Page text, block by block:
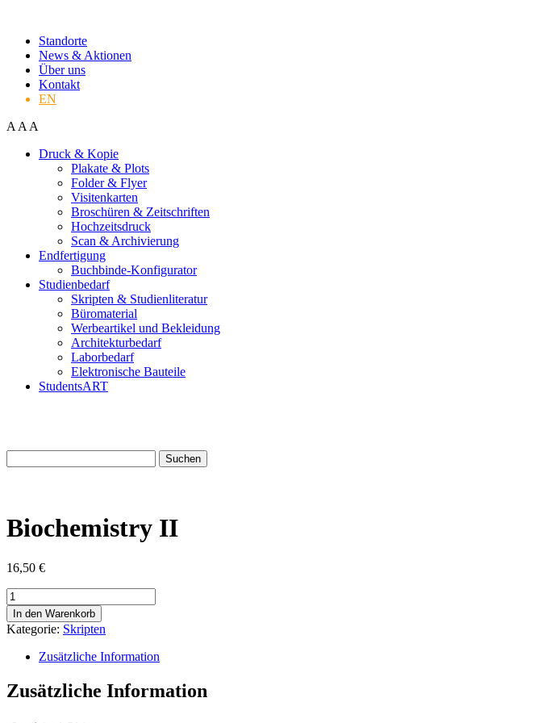
Standorte
News & Aktionen
Über uns
Kontakt
EN
A A A
Druck & Kopie
Plakate & Plots
Folder & Flyer
Visitenkarten
Broschüren & Zeitschriften
Hochzeitsdruck
Scan & Archivierung
Endfertigung
Buchbinde-Konfigurator
Studienbedarf
Skripten & Studienliteratur
Büromaterial
Werbeartikel und Bekleidung
Architekturbedarf
Laborbedarf
Elektronische Bauteile
StudentsART
nach:
Biochemistry II
16,50 €
Biochemistry
II
Menge
In den Warenkorb
Kategorie: Skripten
Zusätzliche Information
Zusätzliche Information